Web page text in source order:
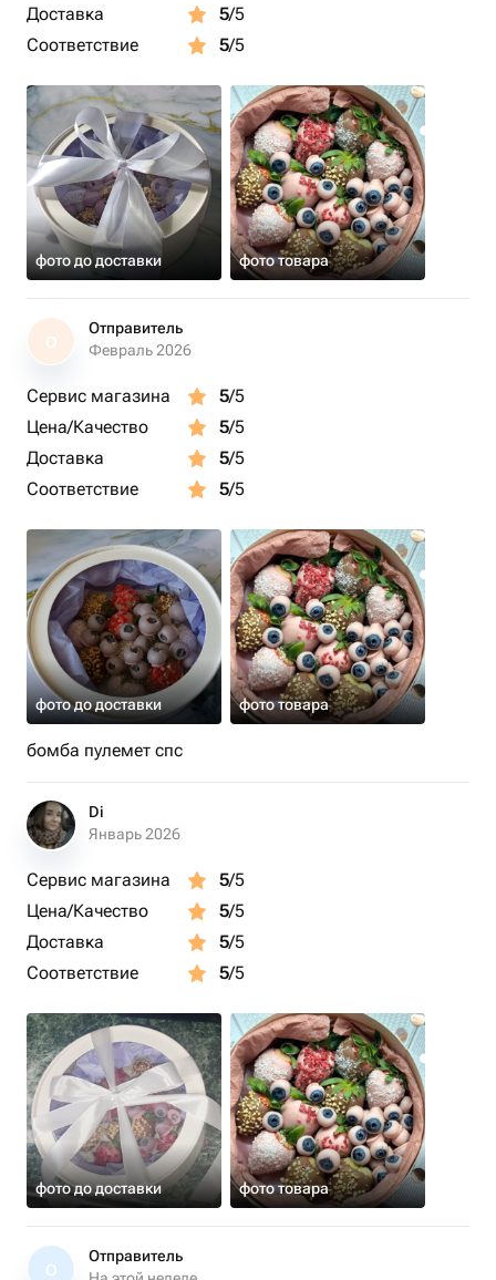
Набор упакован в подарочную шляпную коробку с
атласной лентой и открыткой в комплекте!
Срок хранения ягоды при температуре в холодильнике
от +2 до +5 градусов составляет Сутки!
Доставка
5/5
Соответствие
5/5
фото до доставки фото товара
О
Отправитель
Февраль 2026
Сервис магазина 5/5
Цена/Качество
5/5
Доставка
5/5
Соответствие
5/5
фото до доставки фото товара
бомба пулемет спс
Di
Январь 2026
Сервис магазина 5/5
Цена/Качество
5/5
Доставка
5/5
Соответствие
5/5
фото до доставки фото товара
О
Отправитель